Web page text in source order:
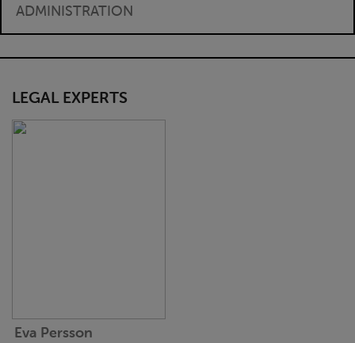
ADMINISTRATION
LEGAL EXPERTS
Eva Persson